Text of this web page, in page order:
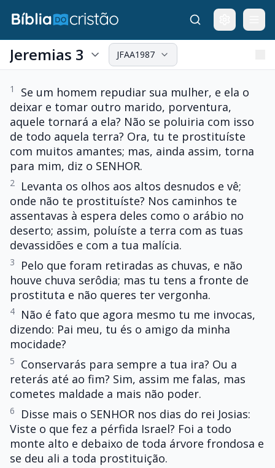
Jeremias 3 JFAA1987
1
Se um homem repudiar sua mulher, e ela o
deixar e tomar outro marido, porventura,
aquele tornará a ela? Não se poluiria com isso
de todo aquela terra? Ora, tu te prostituíste
com muitos amantes; mas, ainda assim, torna
para mim, diz o SENHOR.
2
Levanta os olhos aos altos desnudos e vê;
onde não te prostituíste? Nos caminhos te
assentavas à espera deles como o arábio no
deserto; assim, poluíste a terra com as tuas
devassidões e com a tua malícia.
3
Pelo que foram retiradas as chuvas, e não
houve chuva serôdia; mas tu tens a fronte de
prostituta e não queres ter vergonha.
4
Não é fato que agora mesmo tu me invocas,
dizendo: Pai meu, tu és o amigo da minha
mocidade?
5
Conservarás para sempre a tua ira? Ou a
reterás até ao fim? Sim, assim me falas, mas
cometes maldade a mais não poder.
6
Disse mais o SENHOR nos dias do rei Josias:
Viste o que fez a pérfida Israel? Foi a todo
monte alto e debaixo de toda árvore frondosa e
se deu ali a toda prostituição.